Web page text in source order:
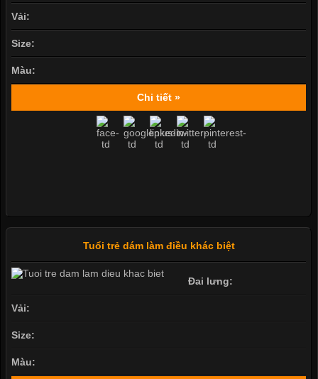
Vải:
Size:
Màu:
Chi tiết »
Tuổi trẻ dám làm điều khác biệt
Đai lưng:
Vải:
Size:
Màu: